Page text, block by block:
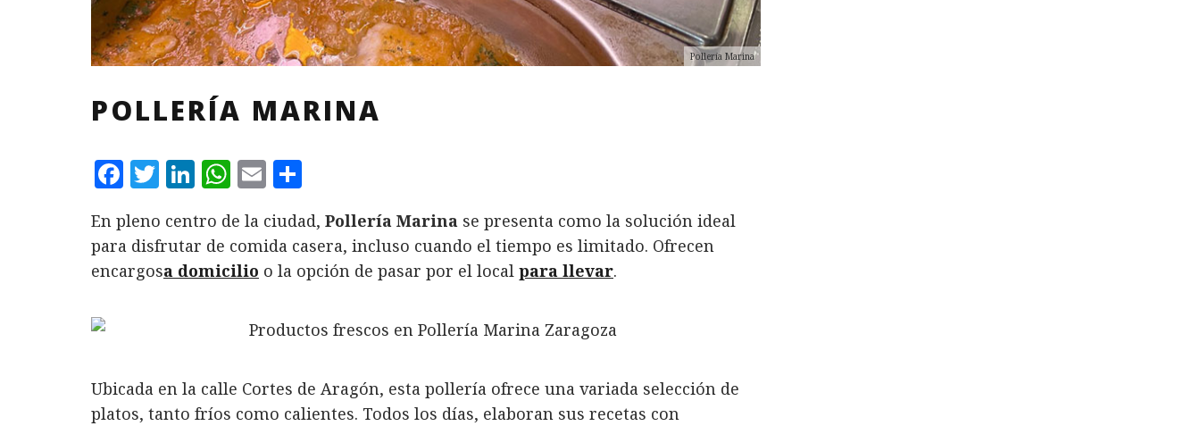
Pollería Marina
POLLERÍA MARINA
F
c
e
b
k
T
it
te
r
L
n
k
e
W
at
s
A
E
ai
l
m
p
a
rt
ir
En pleno centro de la ciudad, Pollería Marina se presenta como la solución ideal
para disfrutar de comida casera, incluso cuando el tiempo es limitado. Ofrecen
encargosa domicilio o la opción de pasar por el local para llevar.
Ubicada en la calle Cortes de Aragón, esta pollería ofrece una variada selección de
platos, tanto fríos como calientes. Todos los días, elaboran sus recetas con